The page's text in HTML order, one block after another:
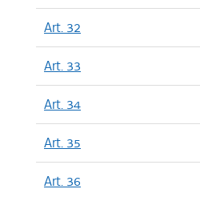
Art. 32
Art. 33
Art. 34
Art. 35
Art. 36